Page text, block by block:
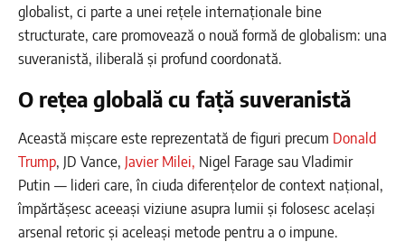
globalist, ci parte a unei rețele internaționale bine
structurate, care promovează o nouă formă de globalism: una
suveranistă, iliberală și profund coordonată.
O rețea globală cu față suveranistă
Această mișcare este reprezentată de figuri precum Donald
Trump, JD Vance, Javier Milei, Nigel Farage sau Vladimir
Putin — lideri care, în ciuda diferențelor de context național,
împărtășesc aceeași viziune asupra lumii și folosesc același
arsenal retoric și aceleași metode pentru a o impune.